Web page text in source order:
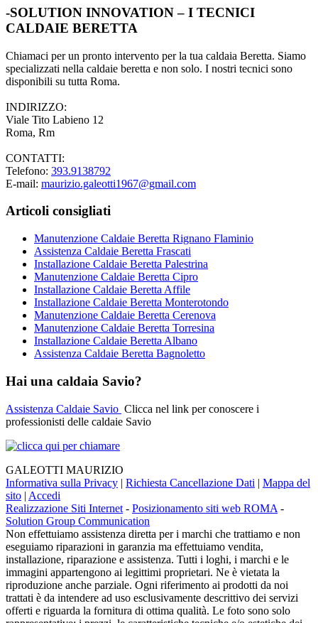
-SOLUTION INNOVATION – I TECNICI
CALDAIE BERETTA
Chiamaci per un pronto intervento per la tua caldaia Beretta. Siamo
specializzati nella caldaie beretta e non solo. I nostri tecnici sono
disponibili su tutta Roma.
INDIRIZZO:
Viale Tito Labieno 12
Roma, Rm
CONTATTI:
Telefono: 393.9138792
E-mail: maurizio.galeotti1967@gmail.com
Articoli consigliati
Manutenzione Caldaie Beretta Rignano Flaminio
Assistenza Caldaie Beretta Frascati
Installazione Caldaie Beretta Palestrina
Manutenzione Caldaie Beretta Cipro
Installazione Caldaie Beretta Affile
Installazione Caldaie Beretta Monterotondo
Manutenzione Caldaie Beretta Cerenova
Manutenzione Caldaie Beretta Torresina
Installazione Caldaie Beretta Albano
Assistenza Caldaie Beretta Bagnoletto
Hai una caldaia Savio?
Assistenza Caldaie Savio Clicca nel link per conoscere i
professionisti delle caldaie Savio
GALEOTTI MAURIZIO
Informativa sulla Privacy | Richiesta Cancellazione Dati | Mappa del
sito | Accedi
Realizzazione Siti Internet - Posizionamento siti web ROMA -
Solution Group Communication
Non effettuiamo assistenza diretta per i marchi che trattiamo e non
eseguiamo riparazioni in garanzia ma effettuiamo vendita,
installazione, riparazione e assistenza. Tutti i loghi, i marchi e le
immagini appartengono ai legittimi proprietari. Ne è vietata la
riproduzione anche parziale. Ogni riferimento ai prodotti da noi
trattati è da intendere ad uso esclusivamente descrittivo dei servizi
offerti e riguarda la fornitura di ottima qualità. Le foto sono solo